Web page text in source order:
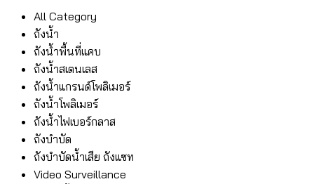
All Category
ถังน้ำ
ถังน้ำพื้นที่แคบ
ถังน้ำสเตนเลส
ถังน้ำแกรนด์โพลิเมอร์
ถังน้ำโพลิเมอร์
ถังน้ำไฟเบอร์กลาส
ถังบำบัด
ถังบำบัดน้ำเสีย ถังแซท
Video Surveillance